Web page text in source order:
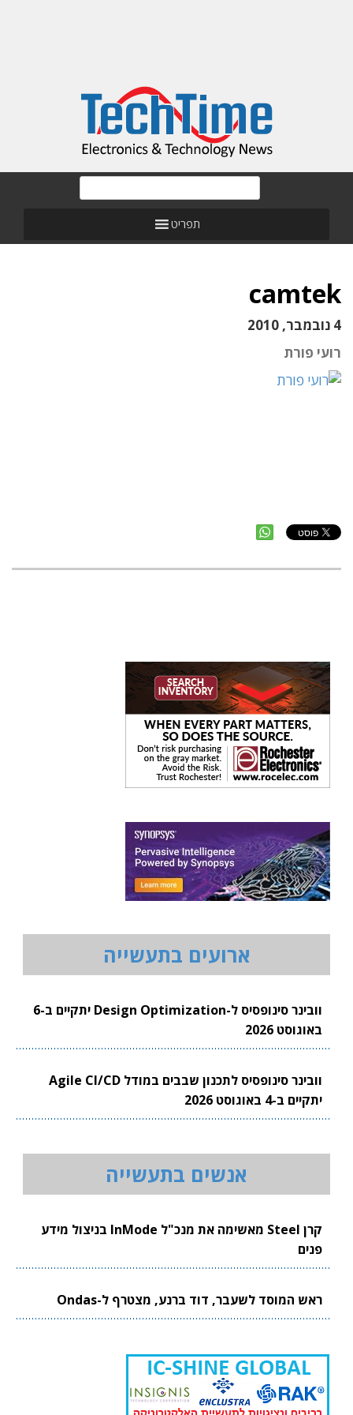
תפריט
camtek
4 נובמבר, 2010
רועי פורת
ארועים בתעשייה
וובינר סינופסיס ל-Design Optimization יתקיים ב-6
באוגוסט 2026
וובינר סינופסיס לתכנון שבבים במודל Agile CI/CD
יתקיים ב-4 באוגוסט 2026
אנשים בתעשייה
קרן Steel מאשימה את מנכ"ל InMode בניצול מידע
פנים
ראש המוסד לשעבר, דוד ברנע, מצטרף ל-Ondas